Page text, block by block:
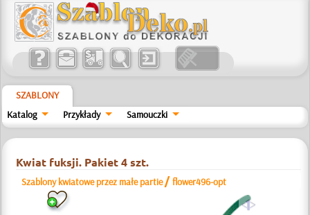
SZABLONY
Katalog
Przykłady Samouczki
Kwiat fuksji. Pakiet 4 szt.
Szablony kwiatowe przez małe partie /flower496-opt
a